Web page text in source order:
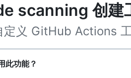
scanning 创建
定义 GitHub Actions
此功能？